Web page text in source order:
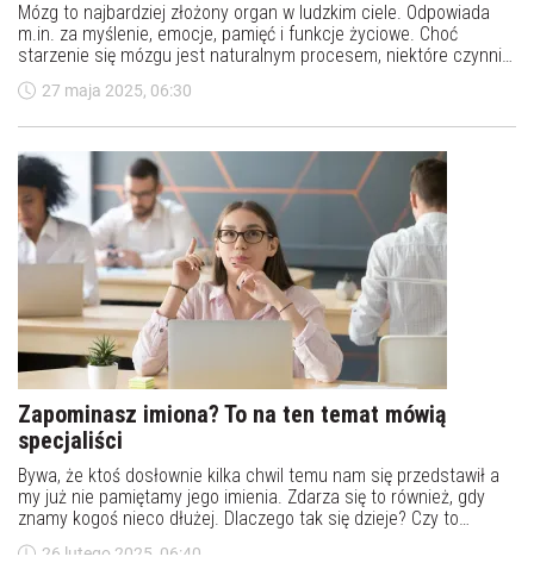
Mózg to najbardziej złożony organ w ludzkim ciele. Odpowiada
m.in. za myślenie, emocje, pamięć i funkcje życiowe. Choć
starzenie się mózgu jest naturalnym procesem, niektóre czynniki
mogą znacząco go przyspieszyć – prowadząc do pogorszenia
pamięci, a nawet takich chorób neurodegeneracyjnych jak
27 maja 2025, 06:30
Zapominasz imiona? To na ten temat mówią
specjaliści
Bywa, że ktoś dosłownie kilka chwil temu nam się przedstawił a
my już nie pamiętamy jego imienia. Zdarza się to również, gdy
znamy kogoś nieco dłużej. Dlaczego tak się dzieje? Czy to
sygnał, że nasze zdolności poznawcze się pogorszyły?
26 lutego 2025, 06:40